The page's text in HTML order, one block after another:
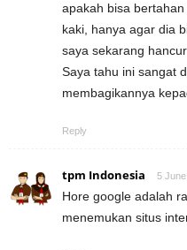
apakah bisa
kaki, hanya agar dia
saya sekarang
Saya tahu ini sangat
membagikannya
Reply
tpm Indonesia 5
Hore google adalah
menemukan situs